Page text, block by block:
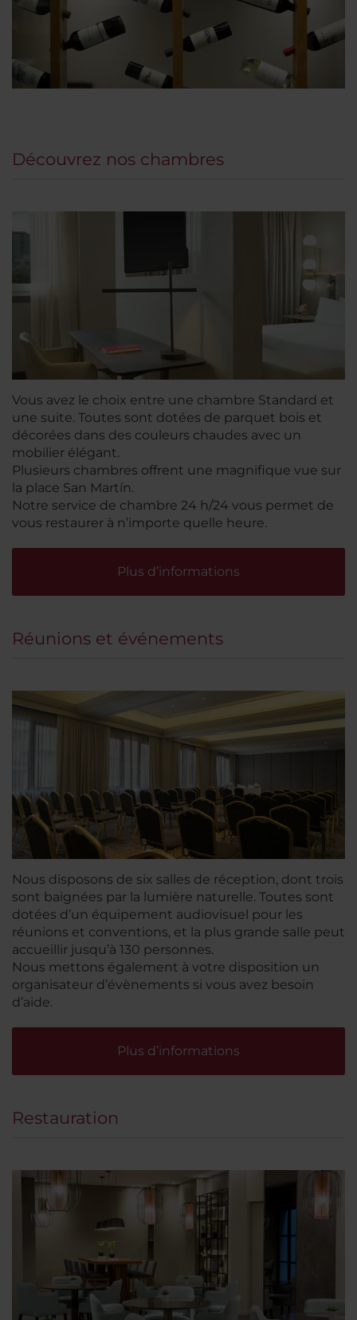
Découvrez nos chambres
Vous avez le choix entre une chambre Standard et
une suite. Toutes sont dotées de parquet bois et
décorées dans des couleurs chaudes avec un
mobilier élégant.
Plusieurs chambres offrent une magnifique vue sur
la place San Martín.
Notre service de chambre 24 h/24 vous permet de
vous restaurer à n’importe quelle heure.
Plus d’informations
Réunions et événements
Nous disposons de six salles de réception, dont trois
sont baignées par la lumière naturelle. Toutes sont
dotées d’un équipement audiovisuel pour les
réunions et conventions, et la plus grande salle peut
accueillir jusqu’à 130 personnes.
Nous mettons également à votre disposition un
organisateur d’évènements si vous avez besoin
d’aide.
Plus d’informations
Restauration